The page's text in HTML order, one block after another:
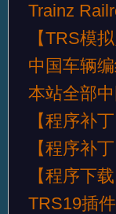
Trainz
【TRS模
中国车辆
本站全部
【程序补
【程序补
【程序下
TRS19插